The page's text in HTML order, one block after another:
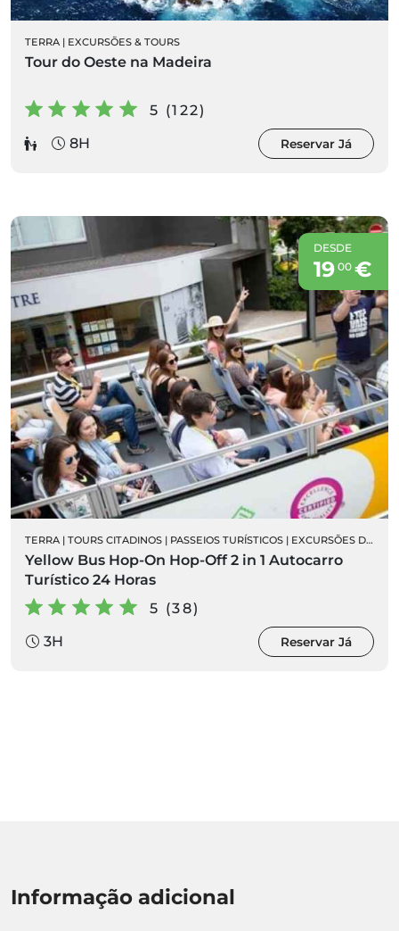
TERRA | EXCURSÕES & TOURS
Tour do Oeste na Madeira
5 (122)
8H
Reservar Já
DESDE
19 00€
TERRA | TOURS CITADINOS | PASSEIOS TURÍSTICOS | EXCURSÕES DE AUTOCARRO
Yellow Bus Hop-On Hop-Off 2 in 1 Autocarro
Turístico 24 Horas
5 (38)
3H
Reservar Já
Informação adicional